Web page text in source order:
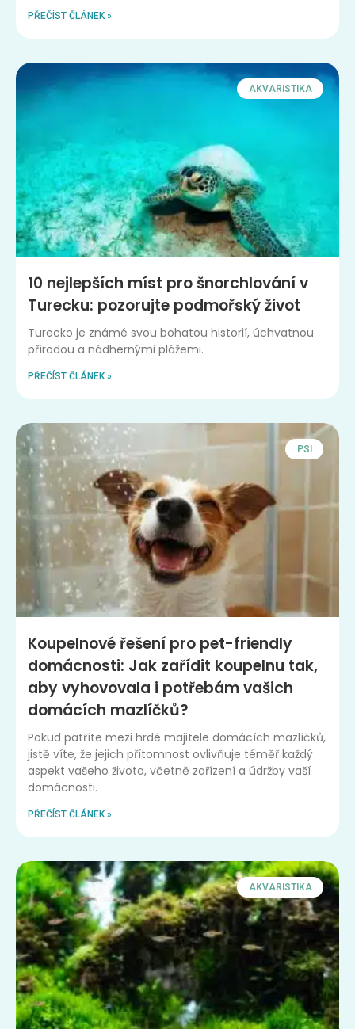
PŘEČÍST ČLÁNEK »
AKVARISTIKA
10 nejlepších míst pro šnorchlování v
Turecku: pozorujte podmořský život
Turecko je známé svou bohatou historií, úchvatnou
přírodou a nádhernými plážemi.
PŘEČÍST ČLÁNEK »
PSI
Koupelnové řešení pro pet-friendly
domácnosti: Jak zařídit koupelnu tak,
aby vyhovovala i potřebám vašich
domácích mazlíčků?
Pokud patříte mezi hrdé majitele domácích mazlíčků,
jistě víte, že jejich přítomnost ovlivňuje téměř každý
aspekt vašeho života, včetně zařízení a údržby vaší
domácnosti.
PŘEČÍST ČLÁNEK »
AKVARISTIKA